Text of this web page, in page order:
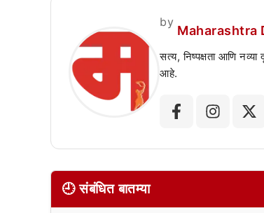
by
Maharashtra
सत्य, निष्पक्षता आणि
आहे.
🕘 संबंधित बातम्या